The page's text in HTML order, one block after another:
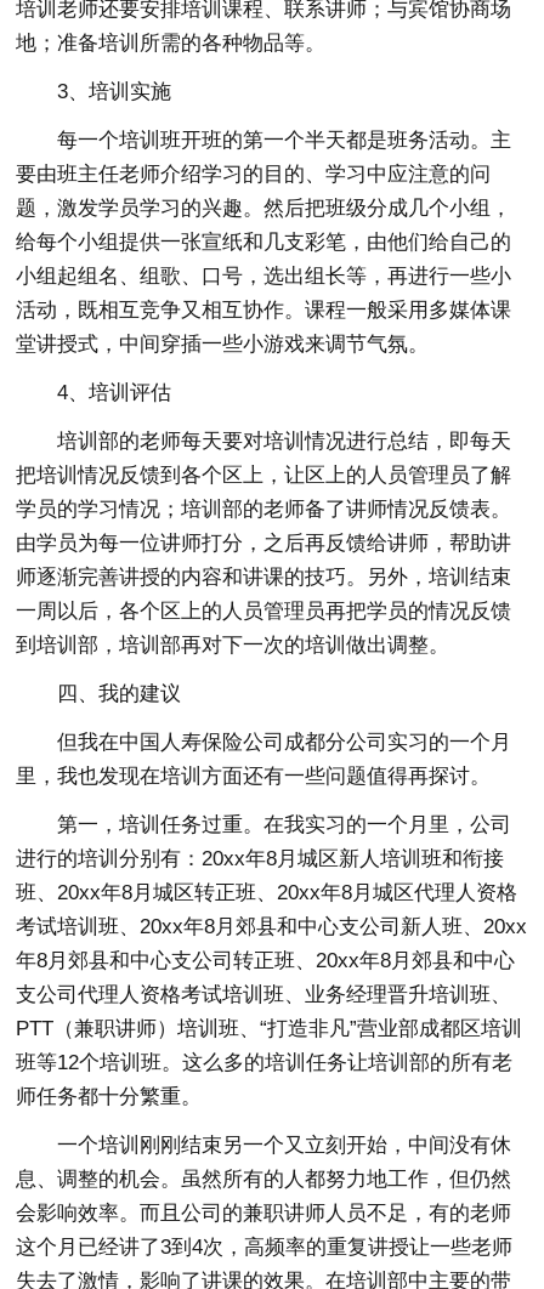
培训老师还要安排培训课程、联系讲师；与宾馆协商场
地；准备培训所需的各种物品等。
3、培训实施
每一个培训班开班的第一个半天都是班务活动。主
要由班主任老师介绍学习的目的、学习中应注意的问
题，激发学员学习的兴趣。然后把班级分成几个小组，
给每个小组提供一张宣纸和几支彩笔，由他们给自己的
小组起组名、组歌、口号，选出组长等，再进行一些小
活动，既相互竞争又相互协作。课程一般采用多媒体课
堂讲授式，中间穿插一些小游戏来调节气氛。
4、培训评估
培训部的老师每天要对培训情况进行总结，即每天
把培训情况反馈到各个区上，让区上的人员管理员了解
学员的学习情况；培训部的老师备了讲师情况反馈表。
由学员为每一位讲师打分，之后再反馈给讲师，帮助讲
师逐渐完善讲授的内容和讲课的技巧。另外，培训结束
一周以后，各个区上的人员管理员再把学员的情况反馈
到培训部，培训部再对下一次的培训做出调整。
四、我的建议
但我在中国人寿保险公司成都分公司实习的一个月
里，我也发现在培训方面还有一些问题值得再探讨。
第一，培训任务过重。在我实习的一个月里，公司
进行的培训分别有：20xx年8月城区新人培训班和衔接
班、20xx年8月城区转正班、20xx年8月城区代理人资格
考试培训班、20xx年8月郊县和中心支公司新人班、20xx
年8月郊县和中心支公司转正班、20xx年8月郊县和中心
支公司代理人资格考试培训班、业务经理晋升培训班、
PTT（兼职讲师）培训班、“打造非凡”营业部成都区培训
班等12个培训班。这么多的培训任务让培训部的所有老
师任务都十分繁重。
一个培训刚刚结束另一个又立刻开始，中间没有休
息、调整的机会。虽然所有的人都努力地工作，但仍然
会影响效率。而且公司的兼职讲师人员不足，有的老师
这个月已经讲了3到4次，高频率的重复讲授让一些老师
失去了激情，影响了讲课的效果。在培训部中主要的带